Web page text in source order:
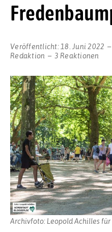
Veröffentlicht: 18. Juni 2022
Redaktion
3 Reaktionen
Archivfoto: Leopold Achilles